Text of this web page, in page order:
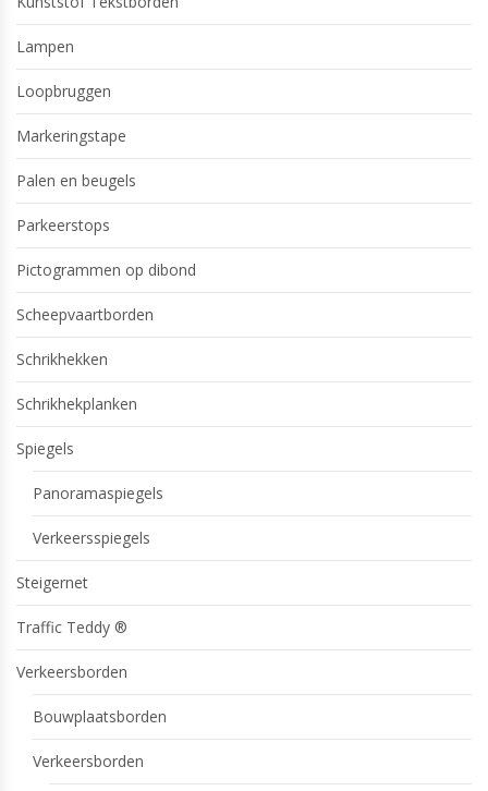
Lampen
Loopbruggen
Markeringstape
Palen en beugels
Parkeerstops
Pictogrammen op dibond
Scheepvaartborden
Schrikhekken
Schrikhekplanken
Spiegels
Panoramaspiegels
Verkeersspiegels
Steigernet
Traffic Teddy ®
Verkeersborden
Bouwplaatsborden
Verkeersborden